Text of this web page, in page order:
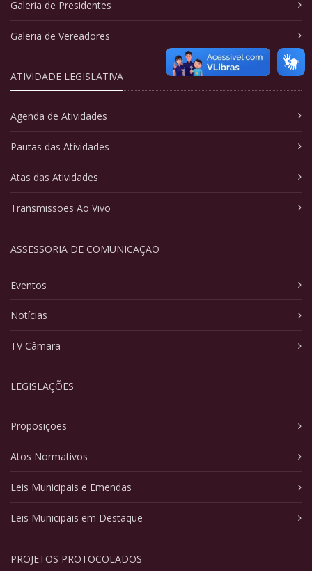
Galeria de Presidentes
Galeria de Vereadores
ATIVIDADE LEGISLATIVA
Agenda de Atividades
Pautas das Atividades
Atas das Atividades
Transmissões Ao Vivo
ASSESSORIA DE COMUNICAÇÃO
Eventos
Notícias
TV Câmara
LEGISLAÇÕES
Proposições
Atos Normativos
Leis Municipais e Emendas
Leis Municipais em Destaque
PROJETOS PROTOCOLADOS